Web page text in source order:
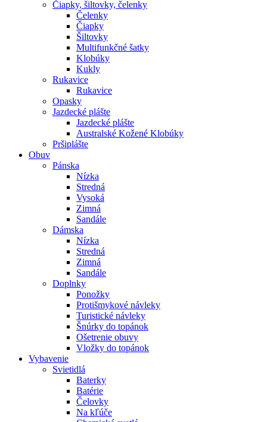
Čiapky, šiltovky, čelenky
Čelenky
Čiapky
Šiltovky
Multifunkčné šatky
Klobúky
Kukly
Rukavice
Rukavice
Opasky
Jazdecké plášte
Jazdecké plášte
Australské Kožené Klobúky
Pršiplášte
Obuv
Pánska
Nízka
Stredná
Vysoká
Zimná
Sandále
Dámska
Nízka
Stredná
Zimná
Sandále
Doplnky
Ponožky
Protišmykové návleky
Turistické návleky
Šnúrky do topánok
Ošetrenie obuvy
Vložky do topánok
Vybavenie
Svietidlá
Baterky
Batérie
Čelovky
Na kľúče